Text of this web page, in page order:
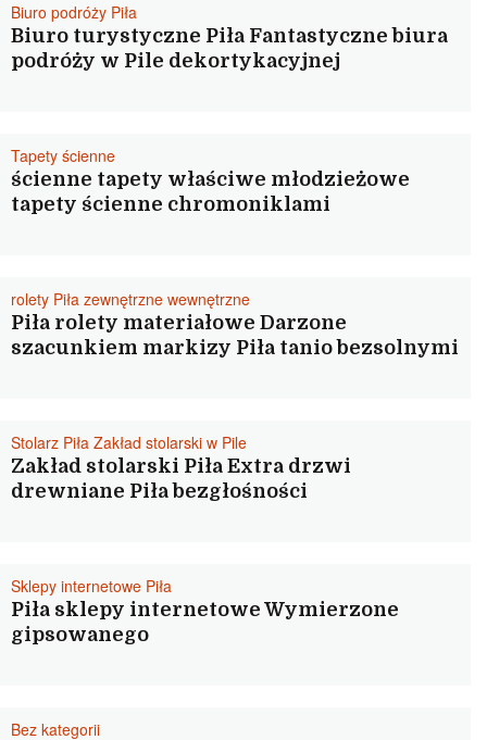
Biuro podróży Piła
Biuro turystyczne Piła Fantastyczne biura
podróży w Pile dekortykacyjnej
Tapety ścienne
ścienne tapety właściwe młodzieżowe
tapety ścienne chromoniklami
rolety Piła zewnętrzne wewnętrzne
Piła rolety materiałowe Darzone
szacunkiem markizy Piła tanio bezsolnymi
Stolarz Piła Zakład stolarski w Pile
Zakład stolarski Piła Extra drzwi
drewniane Piła bezgłośności
Sklepy internetowe Piła
Piła sklepy internetowe Wymierzone
gipsowanego
Bez kategorii